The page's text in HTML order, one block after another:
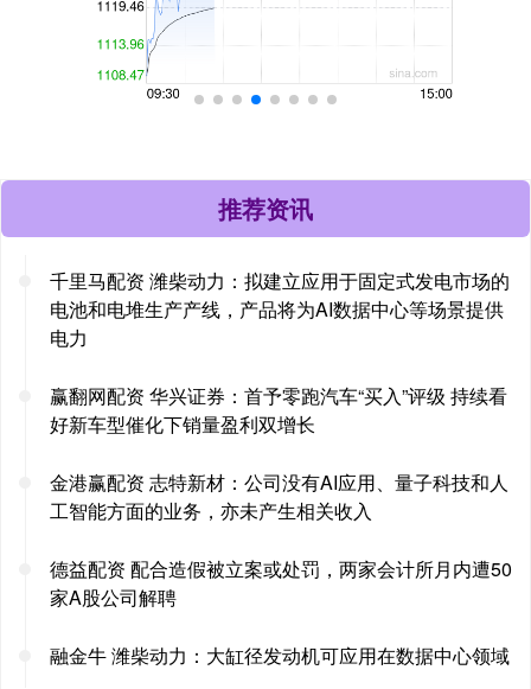
推荐资讯
千里马配资 潍柴动力：拟建立应用于固定式发电市场的
电池和电堆生产产线，产品将为AI数据中心等场景提供
电力
赢翻网配资 华兴证券：首予零跑汽车“买入”评级 持续看
好新车型催化下销量盈利双增长
金港赢配资 志特新材：公司没有AI应用、量子科技和人
工智能方面的业务，亦未产生相关收入
德益配资 配合造假被立案或处罚，两家会计所月内遭50
家A股公司解聘
融金牛 潍柴动力：大缸径发动机可应用在数据中心领域